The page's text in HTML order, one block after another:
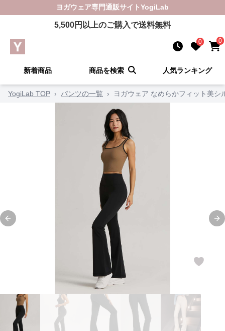
ヨガウェア専門通販サイトYogiLab
5,500円以上のご購入で送料無料
0 0
新着商品 商品を検索 人気ランキング
YogiLab TOP › パンツの一覧 › ヨガウェア なめらかフィット美シ
Previous slide